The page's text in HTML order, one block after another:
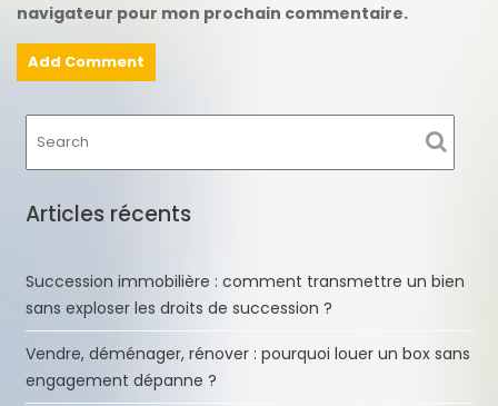
navigateur pour mon prochain commentaire.
Articles récents
Succession immobilière : comment transmettre un bien
sans exploser les droits de succession ?
Vendre, déménager, rénover : pourquoi louer un box sans
engagement dépanne ?